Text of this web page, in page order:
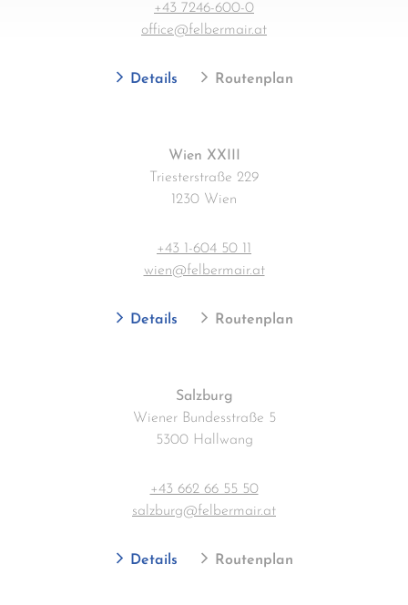
+43 7246-600-0
office@felbermair.at
Details Routenplan
Wien XXIII
Triesterstraße 229
1230 Wien
+43 1-604 50 11
wien@felbermair.at
Details Routenplan
Salzburg
Wiener Bundesstraße 5
5300 Hallwang
+43 662 66 55 50
salzburg@felbermair.at
Details Routenplan